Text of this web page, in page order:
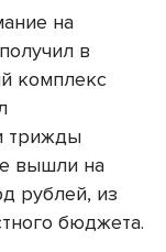
на
в
комплекс
трижды
вышли на
рублей, из
бюджета.